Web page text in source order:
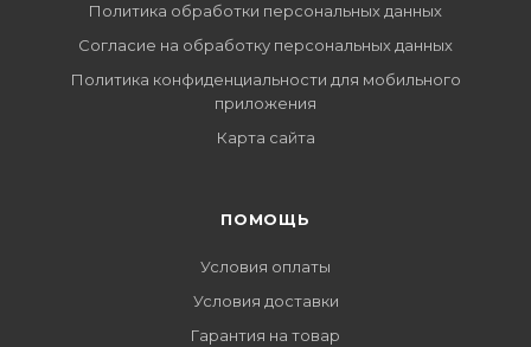
Политика обработки персональных данных
Согласие на обработку персональных данных
Политика конфиденциальности для мобильного
приложения
Карта сайта
ПОМОЩЬ
Условия оплаты
Условия доставки
Гарантия на товар